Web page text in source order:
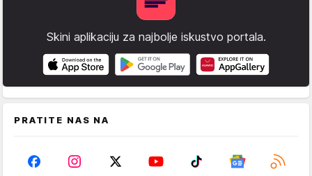
Skini aplikaciju za najbolje iskustvo portala.
PRATITE NAS NA